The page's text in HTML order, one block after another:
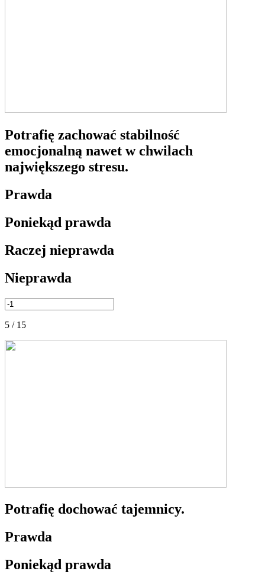
Potrafię zachować stabilność
emocjonalną nawet w chwilach
największego stresu.
Prawda
Poniekąd prawda
Raczej nieprawda
Nieprawda
5 / 15
Potrafię dochować tajemnicy.
Prawda
Poniekąd prawda